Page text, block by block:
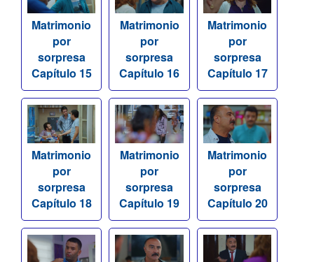
Matrimonio
por
sorpresa
Capítulo 15
Matrimonio
por
sorpresa
Capítulo 16
Matrimonio
por
sorpresa
Capítulo 17
Matrimonio
por
sorpresa
Capítulo 18
Matrimonio
por
sorpresa
Capítulo 19
Matrimonio
por
sorpresa
Capítulo 20